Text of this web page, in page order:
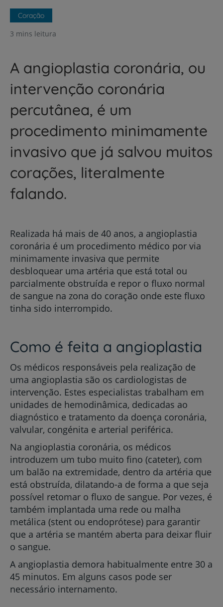
Coração
3 mins leitura
A angioplastia coronária, ou
intervenção coronária
percutânea, é um
procedimento minimamente
invasivo que já salvou muitos
corações, literalmente
falando.
Realizada há mais de 40 anos, a angioplastia
coronária é um procedimento médico por via
minimamente invasiva que permite
desbloquear uma artéria que está total ou
parcialmente obstruída e repor o fluxo normal
de sangue na zona do coração onde este fluxo
tinha sido interrompido.
Como é feita a angioplastia
Os médicos responsáveis pela realização de
uma angioplastia são os cardiologistas de
intervenção. Estes especialistas trabalham em
unidades de hemodinâmica, dedicadas ao
diagnóstico e tratamento da doença coronária,
valvular, congénita e arterial periférica.
Na angioplastia coronária, os médicos
introduzem um tubo muito fino (cateter), com
um balão na extremidade, dentro da artéria que
está obstruída, dilatando-a de forma a que seja
possível retomar o fluxo de sangue. Por vezes, é
também implantada uma rede ou malha
metálica (stent ou endoprótese) para garantir
que a artéria se mantém aberta para deixar fluir
o sangue.
A angioplastia demora habitualmente entre 30 a
45 minutos. Em alguns casos pode ser
necessário internamento.